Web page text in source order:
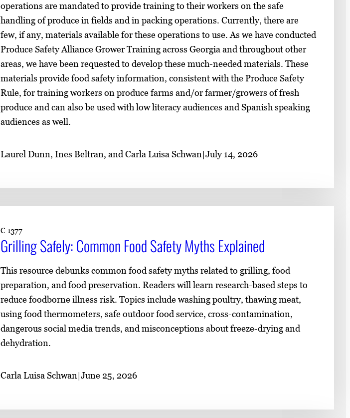
operations are mandated to provide training to their workers on the safe
handling of produce in fields and in packing operations. Currently, there are
few, if any, materials available for these operations to use. As we have conducted
Produce Safety Alliance Grower Training across Georgia and throughout other
areas, we have been requested to develop these much-needed materials. These
materials provide food safety information, consistent with the Produce Safety
Rule, for training workers on produce farms and/or farmer/growers of fresh
produce and can also be used with low literacy audiences and Spanish speaking
audiences as well.
Laurel Dunn, Ines Beltran, and Carla Luisa Schwan|July 14, 2026
C 1377
Grilling Safely: Common Food Safety Myths Explained
This resource debunks common food safety myths related to grilling, food
preparation, and food preservation. Readers will learn research-based steps to
reduce foodborne illness risk. Topics include washing poultry, thawing meat,
using food thermometers, safe outdoor food service, cross-contamination,
dangerous social media trends, and misconceptions about freeze-drying and
dehydration.
Carla Luisa Schwan|June 25, 2026